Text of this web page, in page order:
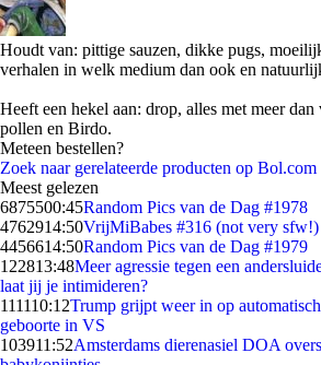
Houdt van: pittige sauzen, dikke pugs,
verhalen in welk medium dan ook en
Heeft een hekel aan: drop, alles met meer
pollen en Birdo.
Meteen bestellen?
Zoek naar gerelateerde producten op Bol.com
Meest gelezen
6875500:45Random Pics van de Dag #1978
4762914:50VrijMiBabes #316 (not very sfw!)
4456614:50Random Pics van de Dag #1979
122813:48Meer agressie tegen een
laat jij je intimideren?
111110:12Trump grijpt weer in op
geboorte in VS
103911:52Amsterdams dierenasiel DOA